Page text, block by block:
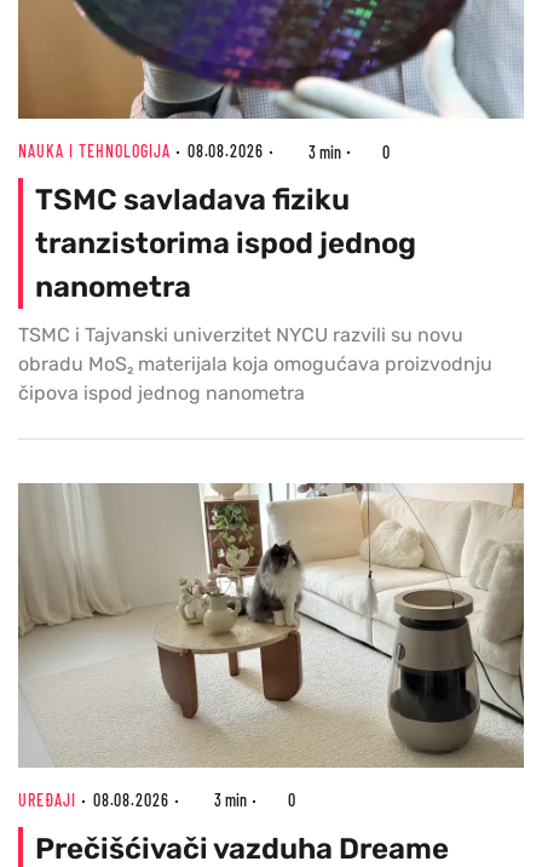
NAUKA I TEHNOLOGIJA 08.08.2026 3 min 0
TSMC savladava fiziku
tranzistorima ispod jednog
nanometra
TSMC i Tajvanski univerzitet NYCU razvili su novu
obradu MoS₂ materijala koja omogućava proizvodnju
čipova ispod jednog nanometra
UREĐAJI 08.08.2026 3 min 0
Prečišćivači vazduha Dreame